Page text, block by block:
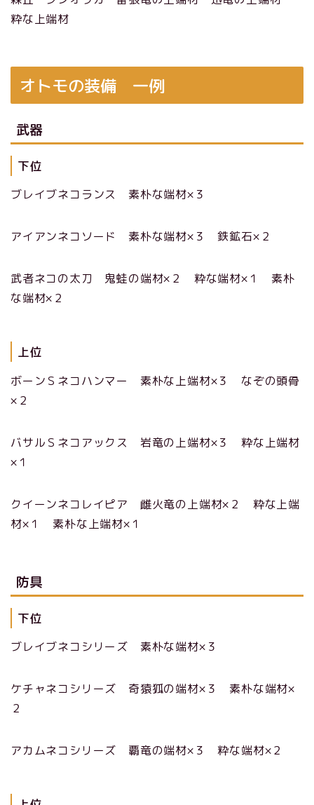
粋な上端材
オトモの装備 一例
武器
下位
ブレイブネコランス 素朴な端材×３
アイアンネコソード 素朴な端材×３ 鉄鉱石×２
武者ネコの太刀 鬼蛙の端材×２ 粋な端材×１ 素朴
な端材×２
上位
ボーンＳネコハンマー 素朴な上端材×３ なぞの頭骨
×２
バサルＳネコアックス 岩竜の上端材×３ 粋な上端材
×１
クイーンネコレイピア 雌火竜の上端材×２ 粋な上端
材×１ 素朴な上端材×１
防具
下位
ブレイブネコシリーズ 素朴な端材×３
ケチャネコシリーズ 奇猿狐の端材×３ 素朴な端材×
２
アカムネコシリーズ 覇竜の端材×３ 粋な端材×２